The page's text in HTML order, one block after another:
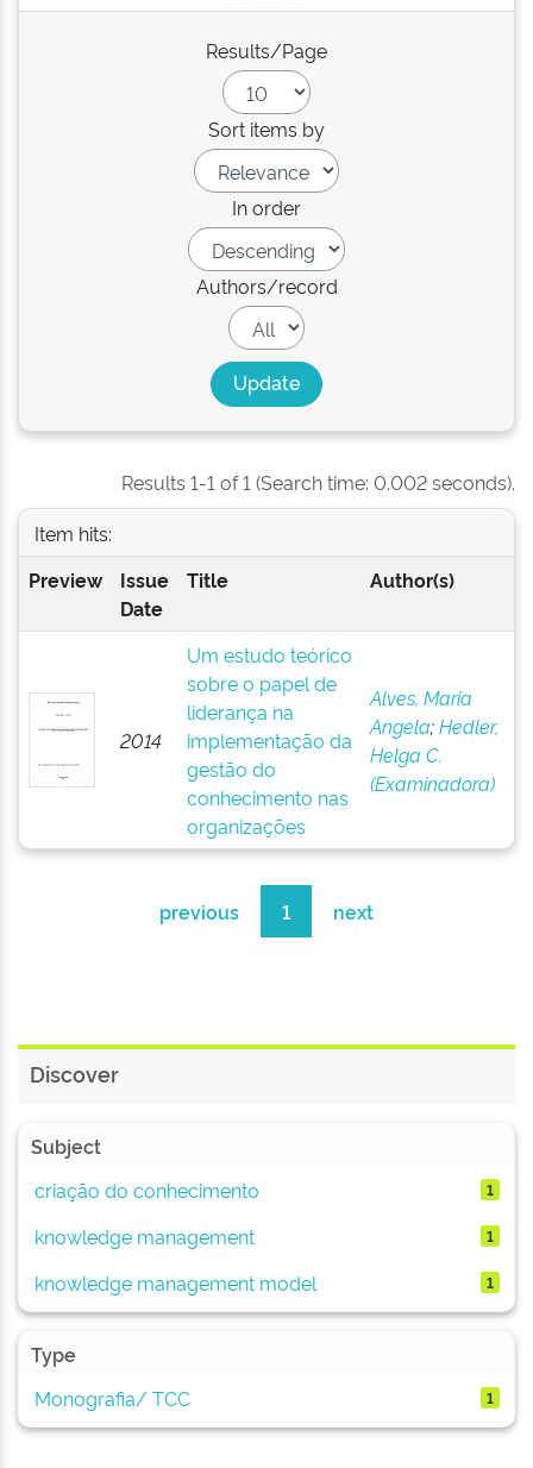
Results/Page
Sort items by
In order
Authors/record
Results 1-1 of 1 (Search time: 0.002 seconds).
Item hits:
Preview
Issue
Date
Title Author(s)
2014
Um estudo teórico
sobre o papel de
liderança na
implementação da
gestão do
conhecimento nas
organizações
Alves, Maria
Angela;Hedler,
Helga C.
(Examinadora)
previous 1 next
Discover
Subject
criação do conhecimento
1
knowledge management 1
knowledge management model 1
Type
Monografia/ TCC
1